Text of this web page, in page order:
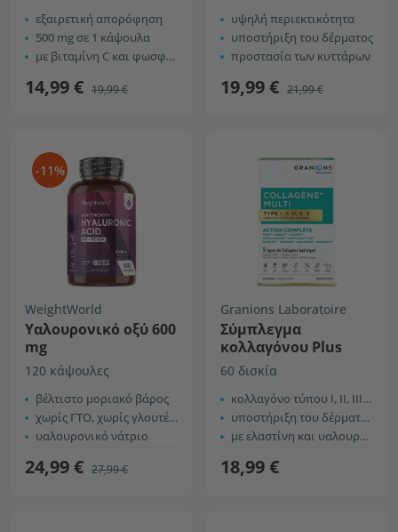
εξαιρετική απορόφηση
500 mg σε 1 κάψουλα
με βιταμίνη C και φωσφολιπίδια
14,99 € 19,99 €
υψηλή περιεκτικότητα
υποστήριξη του δέρματος
προστασία των κυττάρων
19,99 € 21,99 €
-11%
WeightWorld
Υαλουρονικό οξύ 600
mg
120 κάψουλες
βέλτιστο μοριακό βάρος
χωρίς ΓΤΟ, χωρίς γλουτένη
υαλουρονικό νάτριο
24,99 € 27,99 €
Granions Laboratoire
Σύμπλεγμα
κολλαγόνου Plus
60 δισκία
κολλαγόνο τύπου I, II, III, V και X
υποστήριξη του δέρματος, των αρθρώσεων και των νυχιών
με ελαστίνη και υαλουρονικό οξύ
18,99 €